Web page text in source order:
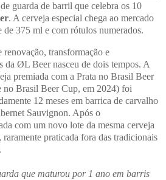
guarda de barril que celebra os 10
. A cerveja especial chega ao mercado
de 375 ml e com rótulos numerados.
transformação e
da ØL Beer nasceu de dois tempos. A
premiada com a Prata no Brasil Beer
no Brasil Beer Cup, em 2024) foi
12 meses em barrica de carvalho
Sauvignon. Após o
com um novo lote da mesma cerveja
raramente praticada fora das tradicionais
que maturou por 1 ano em barris